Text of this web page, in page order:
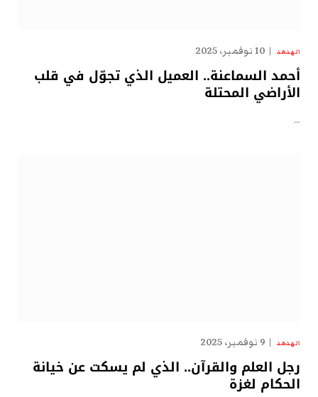
الهدهد 10 نوفمبر، 2025
أحمد السماعنة.. العميل الذي تجوّل في قلب
الأراضي المحتلة
…
الهدهد 9 نوفمبر، 2025
رجل العلم والقرآن.. الذي لم يسكت عن خيانة
الحكام لغزة